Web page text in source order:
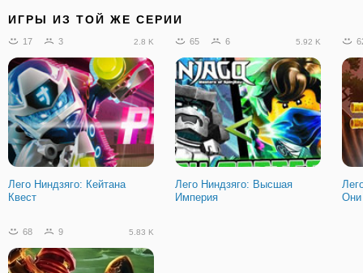
ИГРЫ ИЗ ТОЙ ЖЕ СЕРИИ
17 3 2.8 K
Лего Ниндзяго: Кейтана
Квест
65 6 5.92 K
Лего Ниндзяго: Высшая
Империя
Они
68 9 5.83 K